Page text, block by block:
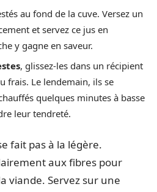
au fond de la cuve. Versez un
et servez ce jus en
y gagne en saveur.
, glissez-les dans un récipient
frais. Le lendemain, ils se
quelques minutes à basse
leur tendreté.
fait pas à la légère.
aux fibres pour
viande. Servez sur une